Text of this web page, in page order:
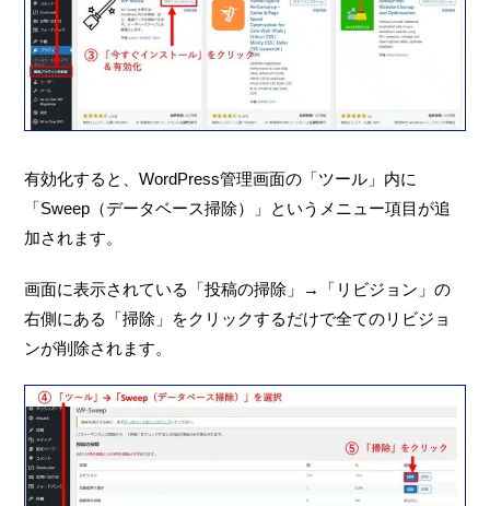
有効化すると、WordPress管理画面の「ツール」内に
「Sweep（データベース掃除）」というメニュー項目が追
加されます。
画面に表示されている「投稿の掃除」→「リビジョン」の
右側にある「掃除」をクリックするだけで全てのリビジョ
ンが削除されます。